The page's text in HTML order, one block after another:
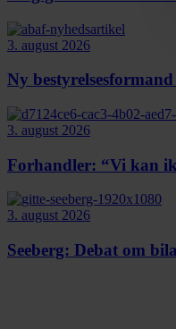
3. august 2026
Ny
3. august 2026
Forhandler: “Vi kan
3. august 2026
Seeberg: Debat om